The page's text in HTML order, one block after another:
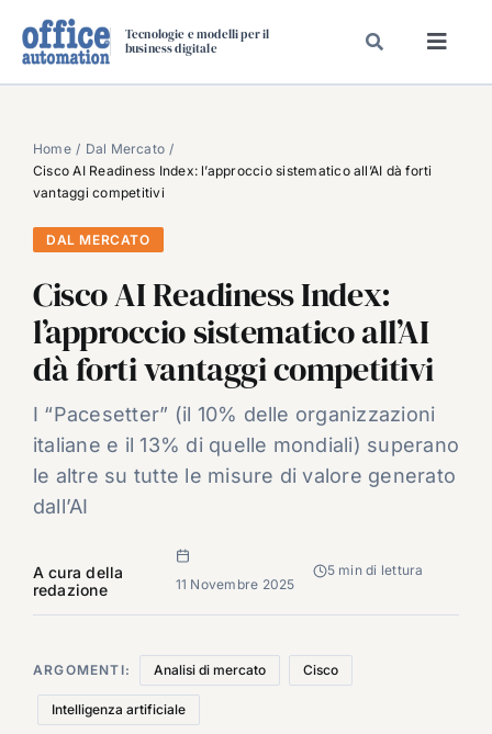
Tecnologie e modelli per il
business digitale
SPECIAL PAPER
TAVOLE ROTONDE DI REDAZIONE
DAL MERCATO
VIDEO
EVENTI
CHI SIAMO
Home
Dal Mercato
Cisco AI Readiness Index: l’approccio sistematico all’AI dà forti
vantaggi competitivi
DAL MERCATO
Cisco AI Readiness Index:
l’approccio sistematico all’AI
dà forti vantaggi competitivi
I “Pacesetter” (il 10% delle organizzazioni
italiane e il 13% di quelle mondiali) superano
le altre su tutte le misure di valore generato
dall’AI
A cura della
redazione
11 Novembre 2025
5 min di lettura
ARGOMENTI: Analisi di mercato Cisco
Intelligenza artificiale